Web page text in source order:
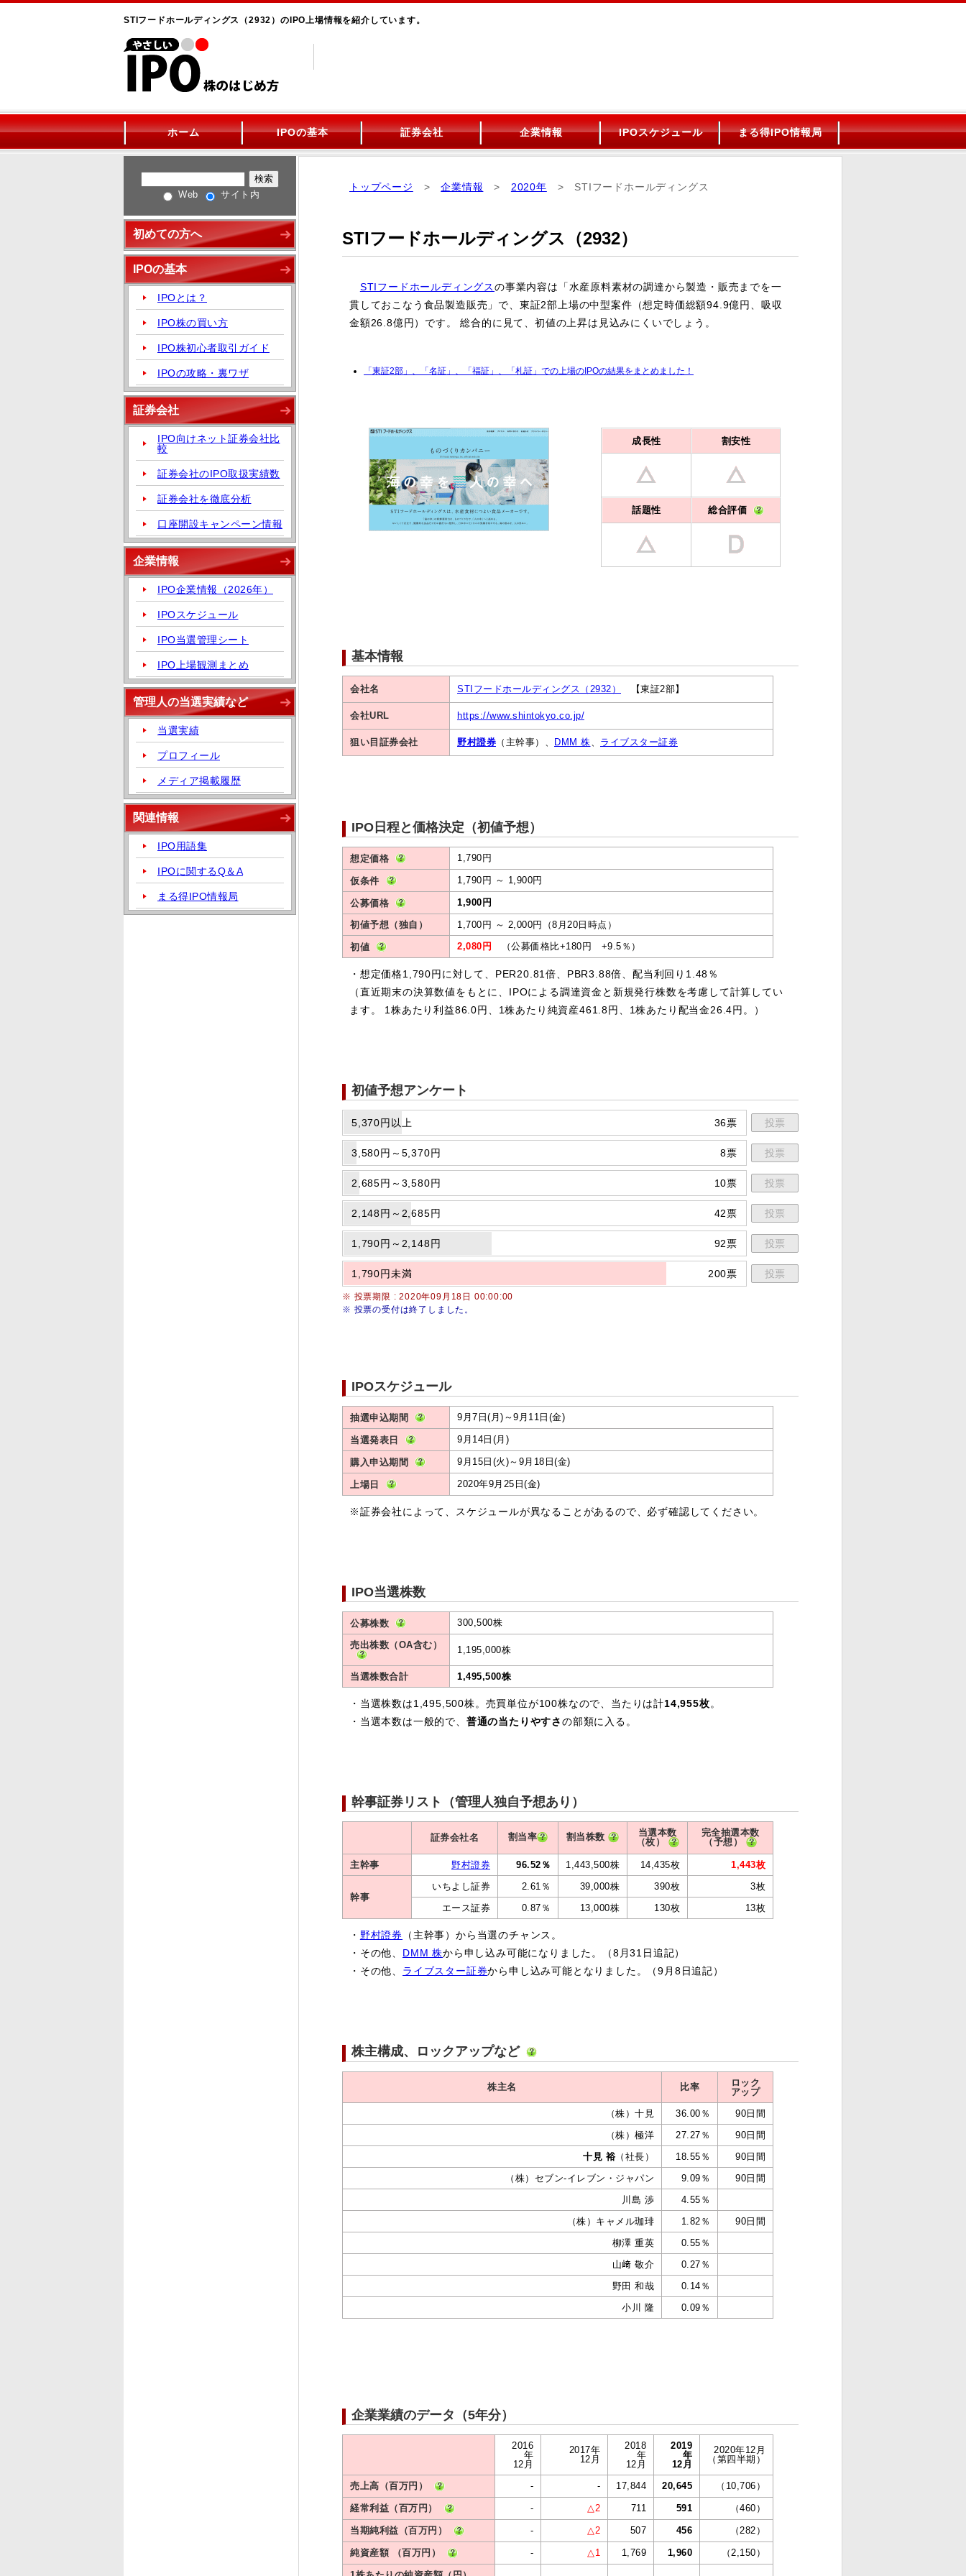
STIフードホールディングス（2932）のIPO上場情報を紹介しています。
ホーム IPOの基本 証券会社 企業情報 IPOスケジュール まる得IPO情報局
Web サイト内
初めての方へ
IPOの基本
IPOとは？
IPO株の買い方
IPO株初心者取引ガイド
IPOの攻略・裏ワザ
証券会社
IPO向けネット証券会社比
較
証券会社のIPO取扱実績数
証券会社を徹底分析
口座開設キャンペーン情報
企業情報
IPO企業情報（2026年）
IPOスケジュール
IPO当選管理シート
IPO上場観測まとめ
管理人の当選実績など
当選実績
プロフィール
メディア掲載履歴
関連情報
IPO用語集
IPOに関するQ＆A
まる得IPO情報局
トップページ >企業情報 > 2020年 > STIフードホールディングス
STIフードホールディングス（2932）
STIフードホールディングスの事業内容は「水産原料素材の調達から製造・販売までを一
貫しておこなう食品製造販売」で、東証2部上場の中型案件（想定時価総額94.9億円、吸収
金額26.8億円）です。 総合的に見て、初値の上昇は見込みにくいでしょう。
「東証2部」、「名証」、「福証」、「札証」での上場のIPOの結果をまとめました！
成長性 割安性
話題性 総合評価
基本情報
会社名 STIフードホールディングス（2932） 【東証2部】
会社URL https://www.shintokyo.co.jp/
狙い目証券会社 野村證券 （主幹事）、 DMM 株、 ライブスター証券
IPO日程と価格決定（初値予想）
想定価格 1,790円
仮条件 1,790円 ～ 1,900円
公募価格 1,900円
初値予想（独自） 1,700円 ～ 2,000円（8月20日時点）
初値 2,080円 （公募価格比+180円 +9.5％）
・想定価格1,790円に対して、PER20.81倍、PBR3.88倍、配当利回り1.48％
（直近期末の決算数値をもとに、IPOによる調達資金と新規発行株数を考慮して計算してい
ます。 1株あたり利益86.0円、1株あたり純資産461.8円、1株あたり配当金26.4円。）
初値予想アンケート
5,370円以上 36票 投票
3,580円～5,370円 8票 投票
2,685円～3,580円 10票 投票
2,148円～2,685円 42票 投票
1,790円～2,148円 92票 投票
1,790円未満 200票 投票
※ 投票期限 : 2020年09月18日 00:00:00
※ 投票の受付は終了しました。
IPOスケジュール
抽選申込期間 9月7日(月)～9月11日(金)
当選発表日 9月14日(月)
購入申込期間 9月15日(火)～9月18日(金)
上場日 2020年9月25日(金)
※証券会社によって、スケジュールが異なることがあるので、必ず確認してください。
IPO当選株数
公募株数 300,500株
売出株数（OA含む） 1,195,000株
当選株数合計 1,495,500株
・当選株数は1,495,500株。売買単位が100株なので、当たりは計14,955枚。
・当選本数は一般的で、 普通の当たりやすさの部類に入る。
幹事証券リスト（管理人独自予想あり）
証券会社名 割当率 割当株数
当選本数
（枚）
完全抽選本数
（予想）
主幹事 野村證券 96.52％ 1,443,500株 14,435枚 1,443枚
幹事
いちよし証券 2.61％ 39,000株 390枚
3枚
エース証券
0.87％ 13,000株 130枚 13枚
・ 野村證券
（主幹事）から当選のチャンス。
・その他、
DMM 株から申し込み可能になりました。（8月31日追記）
・その他、 ライブスター証券から申し込み可能となりました。（9月8日追記）
株主構成、ロックアップなど
株主名 比率
ロック
アップ
（株）十見
36.00％
90日間
（株）極洋
27.27％
90日間
十見 裕 （社長） 18.55％
90日間
（株）セブン‐イレブン・ジャパン
9.09％
90日間
川島 渉
4.55％
（株）キャメル珈琲
1.82％
90日間
柳澤 重英
0.55％
山﨑 敬介
0.27％
野田 和哉
0.14％
小川 隆
0.09％
企業業績のデータ（5年分）
2016
年
12月
2017年
12月
2018
年
12月
2019
年
12月
2020年12月
（第四半期）
売上高（百万円） - - 17,844 20,645 （10,706）
経常利益（百万円） - △2 711 591 （460）
当期純利益（百万円） - △2 507 456 （282）
純資産額 （百万円） - △1 1,769 1,960 （2,150）